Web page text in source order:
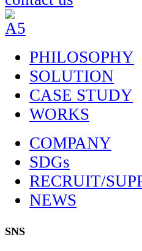
PHILOSOPHY
SOLUTION
CASE STUDY
WORKS
COMPANY
SDGs
RECRUIT/
NEWS
SNS